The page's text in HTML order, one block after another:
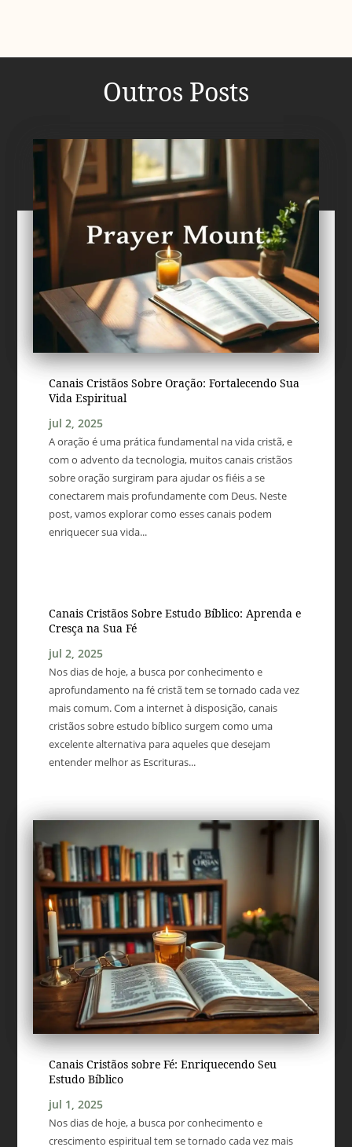
Outros Posts
Canais Cristãos Sobre Oração: Fortalecendo Sua
Vida Espiritual
jul 2, 2025
A oração é uma prática fundamental na vida cristã, e
com o advento da tecnologia, muitos canais cristãos
sobre oração surgiram para ajudar os fiéis a se
conectarem mais profundamente com Deus. Neste
post, vamos explorar como esses canais podem
enriquecer sua vida...
Canais Cristãos Sobre Estudo Bíblico: Aprenda e
Cresça na Sua Fé
jul 2, 2025
Nos dias de hoje, a busca por conhecimento e
aprofundamento na fé cristã tem se tornado cada vez
mais comum. Com a internet à disposição, canais
cristãos sobre estudo bíblico surgem como uma
excelente alternativa para aqueles que desejam
entender melhor as Escrituras...
Canais Cristãos sobre Fé: Enriquecendo Seu
Estudo Bíblico
jul 1, 2025
Nos dias de hoje, a busca por conhecimento e
crescimento espiritual tem se tornado cada vez mais